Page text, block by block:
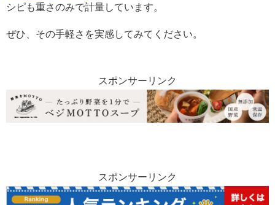
シピも重さのみで計量しています。
ぜひ、その手軽さを実感してみてください。
スポンサーリンク
スポンサーリンク